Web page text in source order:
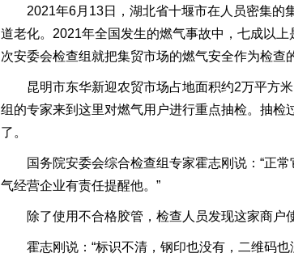
2021年6月13日，湖北省十堰市在人员密集的
道老化。2021年全国发生的燃气事故中，七成以
次安委会检查组就把集贸市场的燃气安全作为检查
昆明市东华新迎农贸市场占地面积约2万平方
组的专家来到这里对燃气用户进行重点抽检。抽
了。
国务院安委会综合检查组专家霍志刚说：“正
气经营企业有责任提醒他。”
除了使用不合格胶管，检查人员发现这家商户
霍志刚说：“标识不清，钢印也没有，二维码也